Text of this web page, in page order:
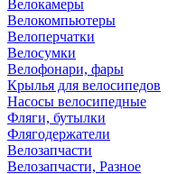
Велокамеры
Велокомпьютеры
Велоперчатки
Велосумки
Велофонари, фары
Крылья для велосипедов
Насосы велосипедные
Фляги, бутылки
Флягодержатели
Велозапчасти
Велозапчасти, Разное